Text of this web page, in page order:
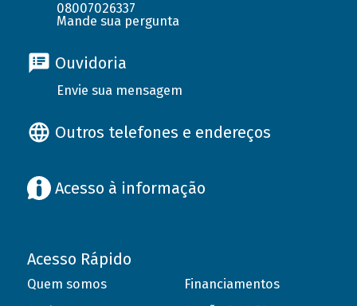
08007026337
Mande sua pergunta
Ouvidoria
Envie sua mensagem
Outros telefones e endereços
Acesso à informação
Acesso Rápido
Quem somos
Financiamentos